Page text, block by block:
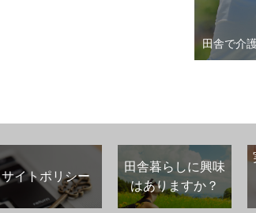
田舎で介
サイトポリシー
田舎暮らしに興味
はありますか？